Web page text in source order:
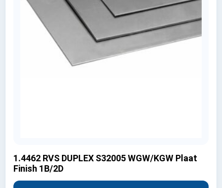
1.4462 RVS DUPLEX S32005 WGW/KGW Plaat
Finish 1B/2D